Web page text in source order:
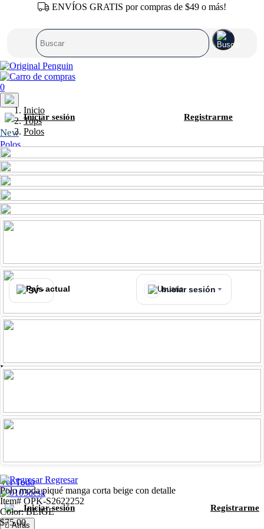
ENVÍOS GRATIS por compras de $49 o más!
0
Iniciar sesión Registrarme
New
Polos
Camisas
T-Shirts
Sweaters
Pantalones
Shorts
Calzonetas
Zapatos
Accesorios
SV Iniciar sesión
Polos
Iniciar sesión Registrarme
Camisas
Ver Todo
Iniciar sesión Registrarme
Atrás
Inicio
Tops
Polos
Regresar
Polo moda piqué manga corta beige con detalle
Item# OPK-S2622252
Color: BEIGE
$75.00